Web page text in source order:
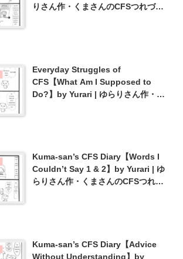
りさん作・くまさんのCFSつれづれ
Everyday Struggles of
CFS【What Am I Supposed to
Do?】by Yurari | ゆらりさん作・
Kuma-san’s CFS Diary【Words I
Couldn’t Say 1 & 2】by Yurari | ゆ
らりさん作・くまさんのCFSつれづ
Kuma-san’s CFS Diary【Advice
Without Understanding】by